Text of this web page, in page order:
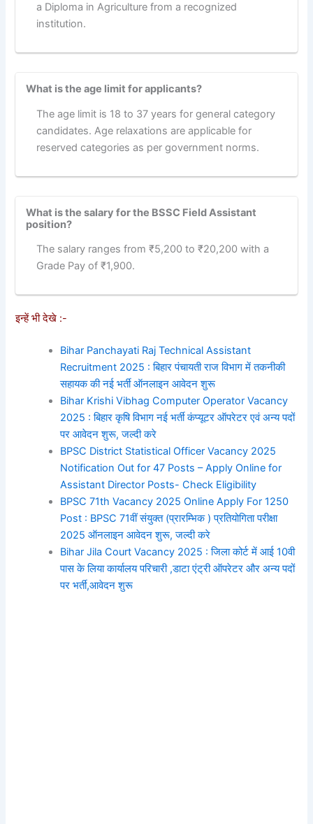
a Diploma in Agriculture from a recognized
institution.
What is the age limit for applicants?
The age limit is 18 to 37 years for general category
candidates. Age relaxations are applicable for
reserved categories as per government norms.
What is the salary for the BSSC Field Assistant
position?
The salary ranges from ₹5,200 to ₹20,200 with a
Grade Pay of ₹1,900.
इन्हें भी देखे :-
Bihar Panchayati Raj Technical Assistant
Recruitment 2025 : बिहार पंचायती राज विभाग में तकनीकी
सहायक की नई भर्ती ऑनलाइन आवेदन शुरू
Bihar Krishi Vibhag Computer Operator Vacancy
2025 : बिहार कृषि विभाग नई भर्ती कंप्यूटर ऑपरेटर एवं अन्य पदों
पर आवेदन शुरू, जल्दी करे
BPSC District Statistical Officer Vacancy 2025
Notification Out for 47 Posts – Apply Online for
Assistant Director Posts- Check Eligibility
BPSC 71th Vacancy 2025 Online Apply For 1250
Post : BPSC 71वीं संयुक्त (प्रारम्भिक ) प्रतियोगिता परीक्षा
2025 ऑनलाइन आवेदन शुरू, जल्दी करे
Bihar Jila Court Vacancy 2025 : जिला कोर्ट में आई 10वी
पास के लिया कार्यालय परिचारी ,डाटा एंट्री ऑपरेटर और अन्य पदों
पर भर्ती,आवेदन शुरू